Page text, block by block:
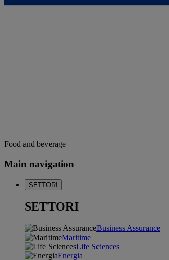
Food and beverage
Main navigation
SETTORI
SETTORI
Business Assurance
Maritime
Life Sciences
Energia